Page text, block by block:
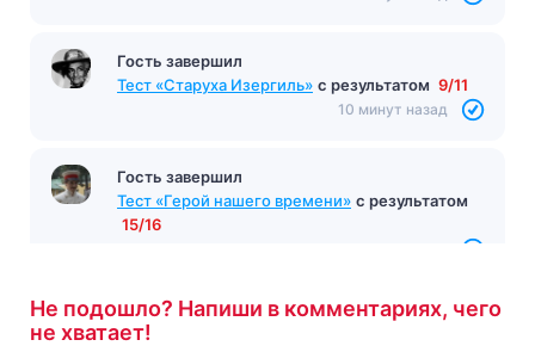
Гость завершил
Тест «Старуха Изергиль» с результатом 9/11
10 минут назад
Гость завершил
Тест «Герой нашего времени» с результатом
15/16
Не подошло? Напиши в комментариях, чего
не хватает!